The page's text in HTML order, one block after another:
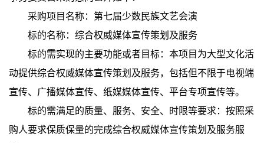
采购项目名称：第七届少数民族文艺会演
标的名称：综合权威媒体宣传策划及服务
标的需实现的主要功能或者目标：本项目为大型文化活
动提供综合权威媒体宣传策划及服务，包括但不限于电视端
宣传、广播媒体宣传、纸媒媒体宣传、平台专项宣传等。
标的需满足的质量、服务、安全、时限等要求：按照采
购人要求保质保量的完成综合权威媒体宣传策划及服务服